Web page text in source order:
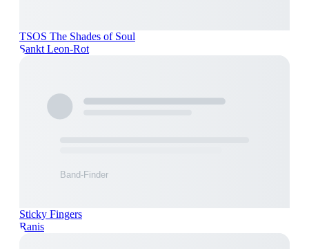
TSOS The Shades of Soul
Sankt Leon-Rot
Sticky Fingers
Ranis